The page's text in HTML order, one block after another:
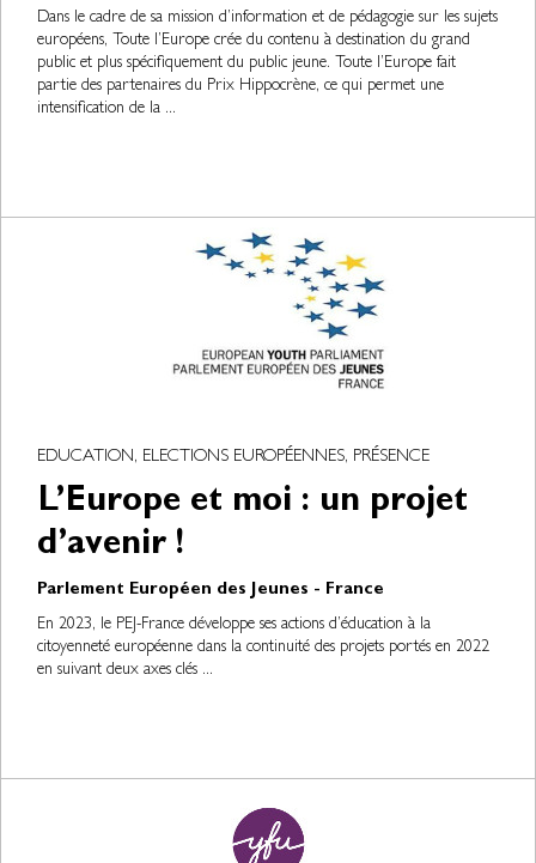
Dans le cadre de sa mission d’information et de pédagogie sur les sujets
européens, Toute l’Europe crée du contenu à destination du grand
public et plus spécifiquement du public jeune. Toute l’Europe fait
partie des partenaires du Prix Hippocrène, ce qui permet une
intensification de la ...
EDUCATION, ELECTIONS EUROPÉENNES, PRÉSENCE
L’Europe et moi : un projet
d’avenir !
Parlement Européen des Jeunes - France
En 2023, le PEJ-France développe ses actions d’éducation à la
citoyenneté européenne dans la continuité des projets portés en 2022
en suivant deux axes clés ...